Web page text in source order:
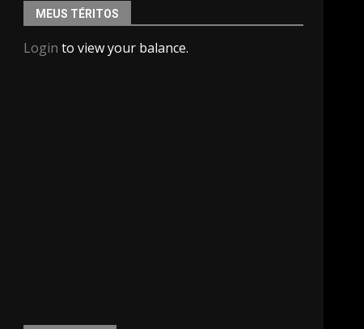
MEUS TÉRITOS
Login to view your balance.